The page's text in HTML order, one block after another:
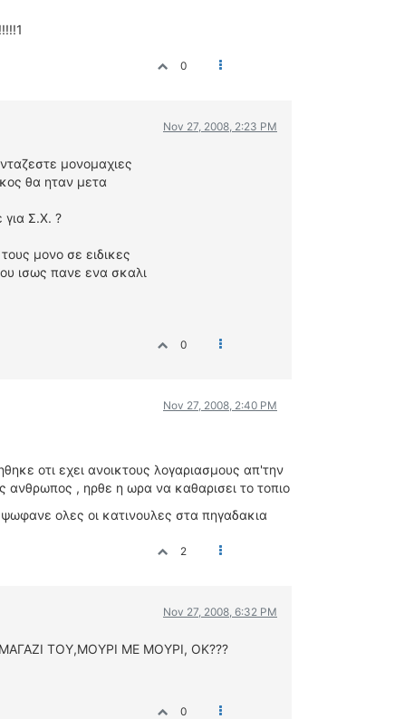
0
Nov 27, 2008, 2:23 PM
μονομαχιες
θα ηταν μετα
για Σ.Χ. ?
μονο σε ειδικες
ισως πανε ενα σκαλι
0
Nov 27, 2008, 2:40 PM
οτι εχει ανοικτους λογαριασμους απ'την
ανθρωπος , ηρθε η ωρα να καθαρισει το τοπιο
ολες οι κατινουλες στα πηγαδακια
2
Nov 27, 2008, 6:32 PM
ΤΟΥ,ΜΟΥΡΙ ΜΕ ΜΟΥΡΙ, ΟΚ???
0